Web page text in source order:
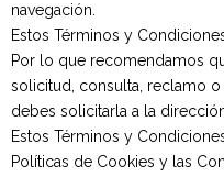
navegación.
Estos Términos y
Por lo que recomendamos
solicitud, consulta, reclamo
debes solicitarla a la
Estos Términos y
Políticas de Cookies y las